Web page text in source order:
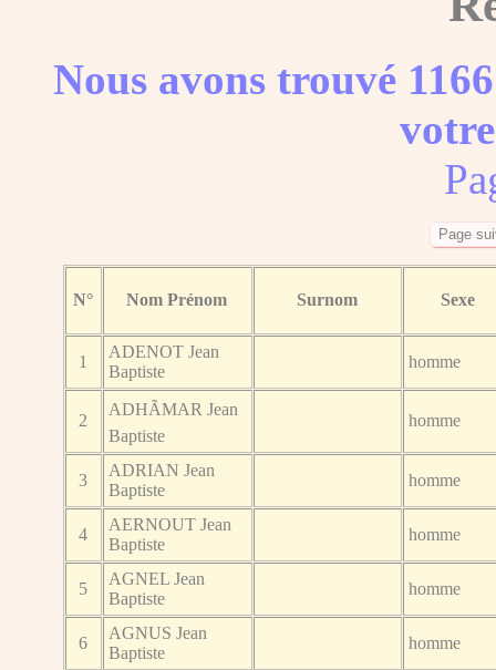
Nous avons trouvé
N° Nom Prénom Surnom Sexe
1
ADENOT Jean
Baptiste
homme
2
ADHÃMAR Jean
Baptiste
homme
3
ADRIAN Jean
Baptiste
homme
4
AERNOUT Jean
Baptiste
homme
5
AGNEL Jean
Baptiste
homme
6
AGNUS Jean
Baptiste
homme